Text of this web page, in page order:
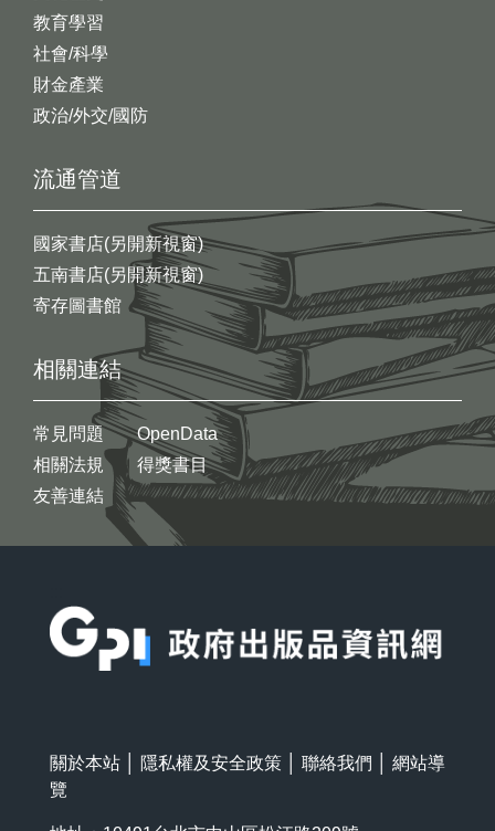
教育學習
社會/科學
財金產業
政治/外交/國防
流通管道
國家書店(另開新視窗)
五南書店(另開新視窗)
寄存圖書館
相關連結
常見問題
相關法規
友善連結
OpenData
得獎書目
關於本站 隱私權及安全政策 聯絡我們
網站導
覽